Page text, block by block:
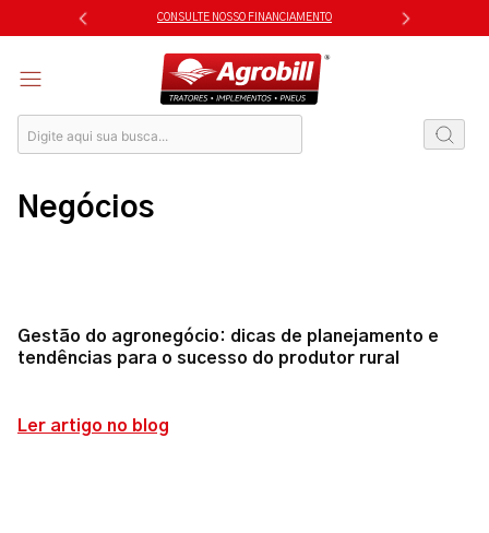
to
CONSULTE NOSSO FINANCIAMENTO
Negócios
Gestão do agronegócio: dicas de planejamento e
tendências para o sucesso do produtor rural
Ler artigo no blog